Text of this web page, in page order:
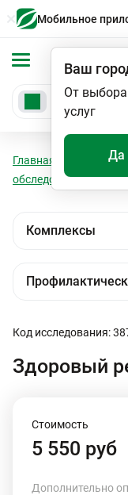
Мобильное
Ваш
От выбора
услуг
Да
Главная Анализы
обследование
Код исследования:
Здоровый
Стоимость
5 550 руб
Дополнительно